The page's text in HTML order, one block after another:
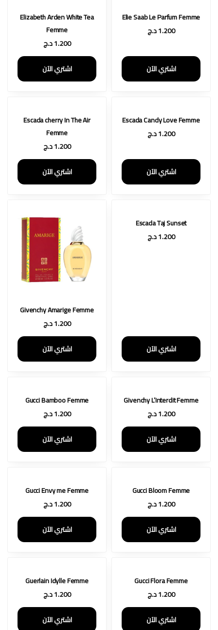
Elie Saab Le Parfum Femme
1.200د.ج
اشتري الآن
Elizabeth Arden White Tea
Femme
1.200د.ج
اشتري الآن
Escada Candy Love Femme
1.200د.ج
اشتري الآن
Escada cherry In The Air
Femme
1.200د.ج
اشتري الآن
Escada Taj Sunset
1.200د.ج
اشتري الآن
Givenchy Amarige Femme
1.200د.ج
اشتري الآن
Givenchy L’Interdit Femme
1.200د.ج
اشتري الآن
Gucci Bamboo Femme
1.200د.ج
اشتري الآن
Gucci Bloom Femme
1.200د.ج
اشتري الآن
Gucci Envy me Femme
1.200د.ج
اشتري الآن
Gucci Flora Femme
1.200د.ج
اشتري الآن
Guerlain Idylle Femme
1.200د.ج
اشتري الآن